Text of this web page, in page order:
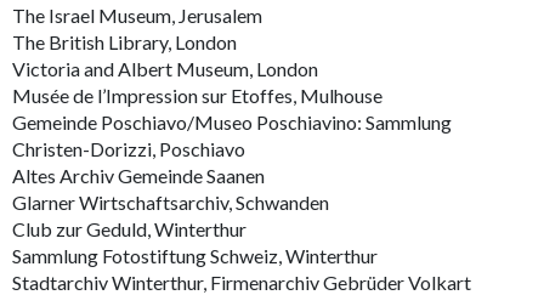
The Israel Museum, Jerusalem
The British Library, London
Victoria and Albert Museum, London
Musée de l’Impression sur Etoffes, Mulhouse
Gemeinde Poschiavo/Museo Poschiavino: Sammlung
Christen-Dorizzi, Poschiavo
Altes Archiv Gemeinde Saanen
Glarner Wirtschaftsarchiv, Schwanden
Club zur Geduld, Winterthur
Sammlung Fotostiftung Schweiz, Winterthur
Stadtarchiv Winterthur, Firmenarchiv Gebrüder Volkart